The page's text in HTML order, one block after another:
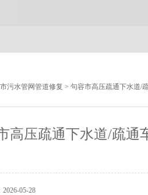
污水管网管道修复 > 句容市高压疏通下水道/
高压疏通下水道/疏通
05-28